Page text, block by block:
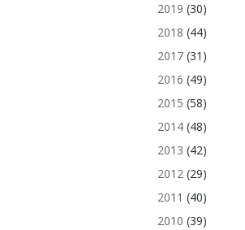
2019 (30)
2018 (44)
2017(31)
2016 (49)
2015 (58)
2014(48)
2013 (42)
2012(29)
2011 (40)
2010 (39)